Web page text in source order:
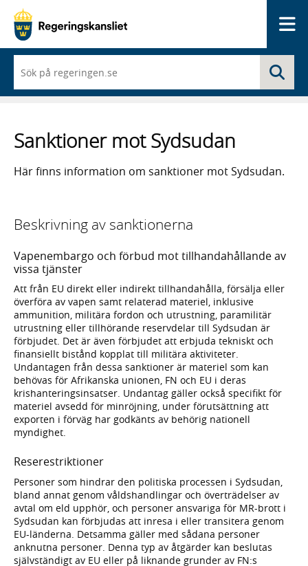
du
börjar
skriva
en
lista
med
sökförslag
Sanktioner mot Sydsudan
Här finns information om sanktioner mot Sydsudan.
Beskrivning av sanktionerna
Vapenembargo och förbud mot tillhandahållande av
vissa tjänster
Att från EU direkt eller indirekt tillhandahålla, försälja eller
överföra av vapen samt relaterad materiel, inklusive
ammunition, militära fordon och utrustning, paramilitär
utrustning eller tillhörande reservdelar till Sydsudan är
förbjudet. Det är även förbjudet att erbjuda tekniskt och
finansiellt bistånd kopplat till militära aktiviteter.
Undantagen från dessa sanktioner är materiel som kan
behövas för Afrikanska unionen, FN och EU i deras
krishanteringsinsatser. Undantag gäller också specifikt för
materiel avsedd för minröjning, under förutsättning att
exporten i förväg har godkänts av behörig nationell
myndighet.
Reserestriktioner
Personer som hindrar den politiska processen i Sydsudan,
bland annat genom våldshandlingar och överträdelser av
avtal om eld upphör, och personer ansvariga för MR-brott i
Sydsudan kan förbjudas att inresa i eller transitera genom
EU-länderna. Detsamma gäller med sådana personer
anknutna personer. Denna typ av åtgärder kan beslutas
självständigt av EU eller på liknande grunder av FN:s